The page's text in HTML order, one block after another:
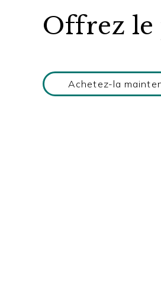
Offrez le
Achetez-la